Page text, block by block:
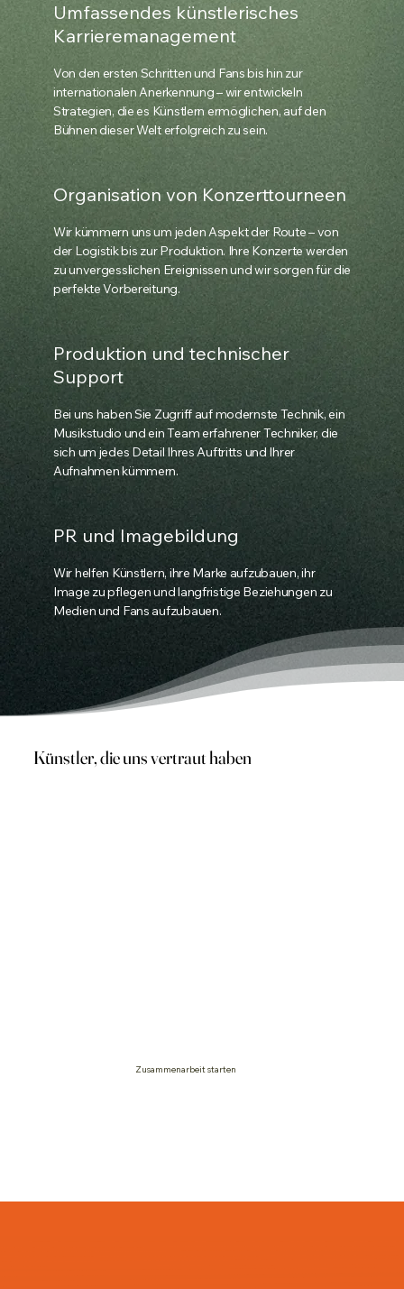
Umfassendes künstlerisches
Karrieremanagement
Von den ersten Schritten und Fans bis hin zur
internationalen Anerkennung – wir entwickeln
Strategien, die es Künstlern ermöglichen, auf den
Bühnen dieser Welt erfolgreich zu sein.
Organisation von Konzerttourneen
Wir kümmern uns um jeden Aspekt der Route – von
der Logistik bis zur Produktion. Ihre Konzerte werden
zu unvergesslichen Ereignissen und wir sorgen für die
perfekte Vorbereitung.
Produktion und technischer
Support
Bei uns haben Sie Zugriff auf modernste Technik, ein
Musikstudio und ein Team erfahrener Techniker, die
sich um jedes Detail Ihres Auftritts und Ihrer
Aufnahmen kümmern.
PR und Imagebildung
Wir helfen Künstlern, ihre Marke aufzubauen, ihr
Image zu pflegen und langfristige Beziehungen zu
Medien und Fans aufzubauen.
Künstler, die uns vertraut haben
Zusammenarbeit starten